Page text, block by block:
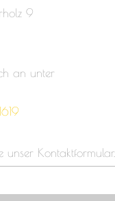
9
an unter
unser Kontaktformular.